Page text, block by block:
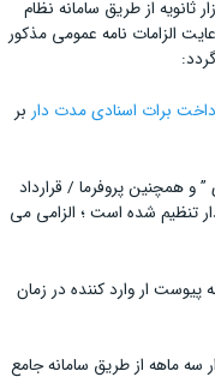
از طریق سامانه نظام
الزامات نامه عمومی مذکور
برات اسنادی مدت دار بر
و همچنین پروفرما / قرارداد
تنظیم شده است ؛ الزامی می
ار وارد کننده در زمان
ماهه از طریق سامانه جامع